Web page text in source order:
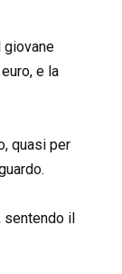
giovane
e la
quasi per
il